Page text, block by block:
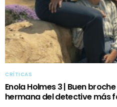
CRÍTICAS
Enola Holmes 3 | Buen
hermana del detective más